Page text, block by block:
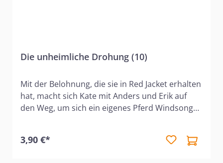
Die unheimliche Drohung (10)
Mit der Belohnung, die sie in Red Jacket erhalten
hat, macht sich Kate mit Anders und Erik auf
den Weg, um sich ein eigenes Pferd Windsong
Kate kann zwar dem »Möchtegern-Dieb«
3,90 €*